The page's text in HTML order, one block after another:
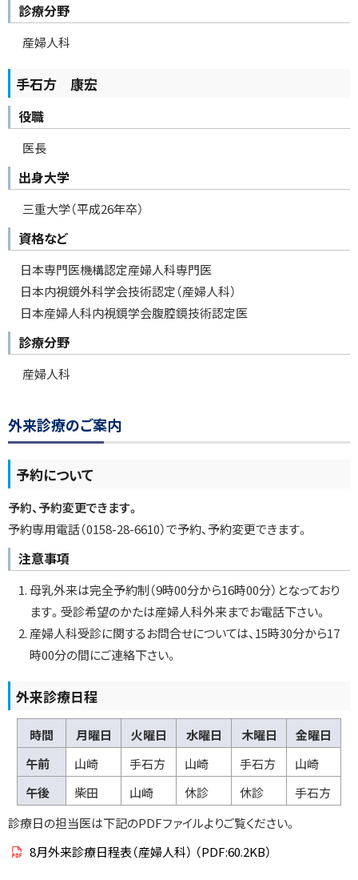
診療分野
産婦人科
手石方 康宏
役職
医長
出身大学
三重大学（平成26年卒）
資格など
日本専門医機構認定産婦人科専門医
日本内視鏡外科学会技術認定（産婦人科）
日本産婦人科内視鏡学会腹腔鏡技術認定医
診療分野
産婦人科
ト
ッ
プ
戻
る
外来診療のご案内
予約について
予約、予約変更できます。
予約専用電話（0158-28-6610）で予約、予約変更できます。
注意事項
母乳外来は完全予約制（9時00分から16時00分）となっており
ます。受診希望のかたは産婦人科外来までお電話下さい。
産婦人科受診に関するお問合せについては、15時30分から17
時00分の間にご連絡下さい。
外来診療日程
時間 月曜日 火曜日 水曜日 木曜日
金曜日
午前
山崎 手石方 山崎 手石方
山崎
午後
柴田 山崎 休診 休診
手石方
診療日の担当医は下記のPDFファイルよりご覧ください。
8月外来診療日程表（産婦人科） （PDF:60.2KB）